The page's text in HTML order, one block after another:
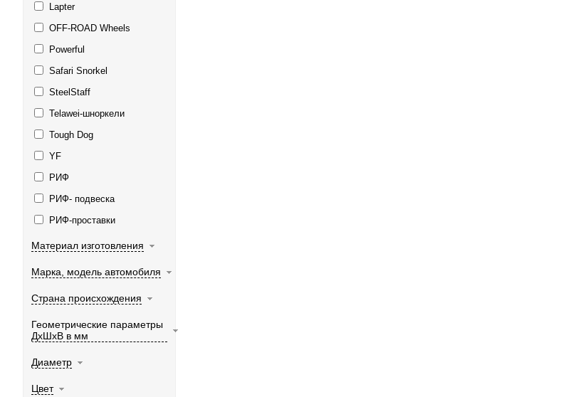
Lapter
OFF-ROAD Wheels
Powerful
Safari Snorkel
SteelStaff
Telawei-шноркели
Tough Dog
YF
РИФ
РИФ- подвеска
РИФ-проставки
Материал изготовления
Марка, модель автомобиля
Страна происхождения
Геометрические параметры
ДхШхВ в мм
Диаметр
Цвет